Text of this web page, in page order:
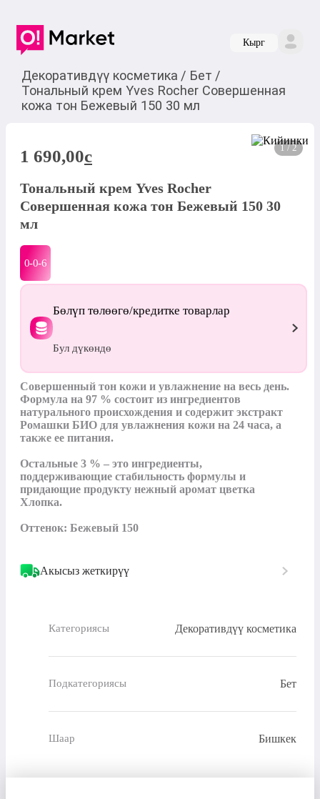
Кырг
Декоративдүү косметика / Бет /
Тональный крем Yves Rocher Совершенная
кожа тон Бежевый 150 30 мл
1 / 2
1 690,00c
Тональный крем Yves Rocher
Совершенная кожа тон Бежевый 150 30
мл
0-0-6
Бөлүп төлөөгө/кредитке товарлар
Бул дүкөндө
Совершенный тон кожи и увлажнение на весь день.
Формула на 97 % состоит из ингредиентов
натурального происхождения и содержит экстракт
Ромашки БИО для увлажнения кожи на 24 часа, а
также ее питания.
Остальные 3 % – это ингредиенты,
поддерживающие стабильность формулы и
придающие продукту нежный аромат цветка
Хлопка.
Оттенок: Бежевый 150
Акысыз жеткирүү
Категориясы Декоративдүү косметика
Подкатегориясы Бет
Шаар Бишкек